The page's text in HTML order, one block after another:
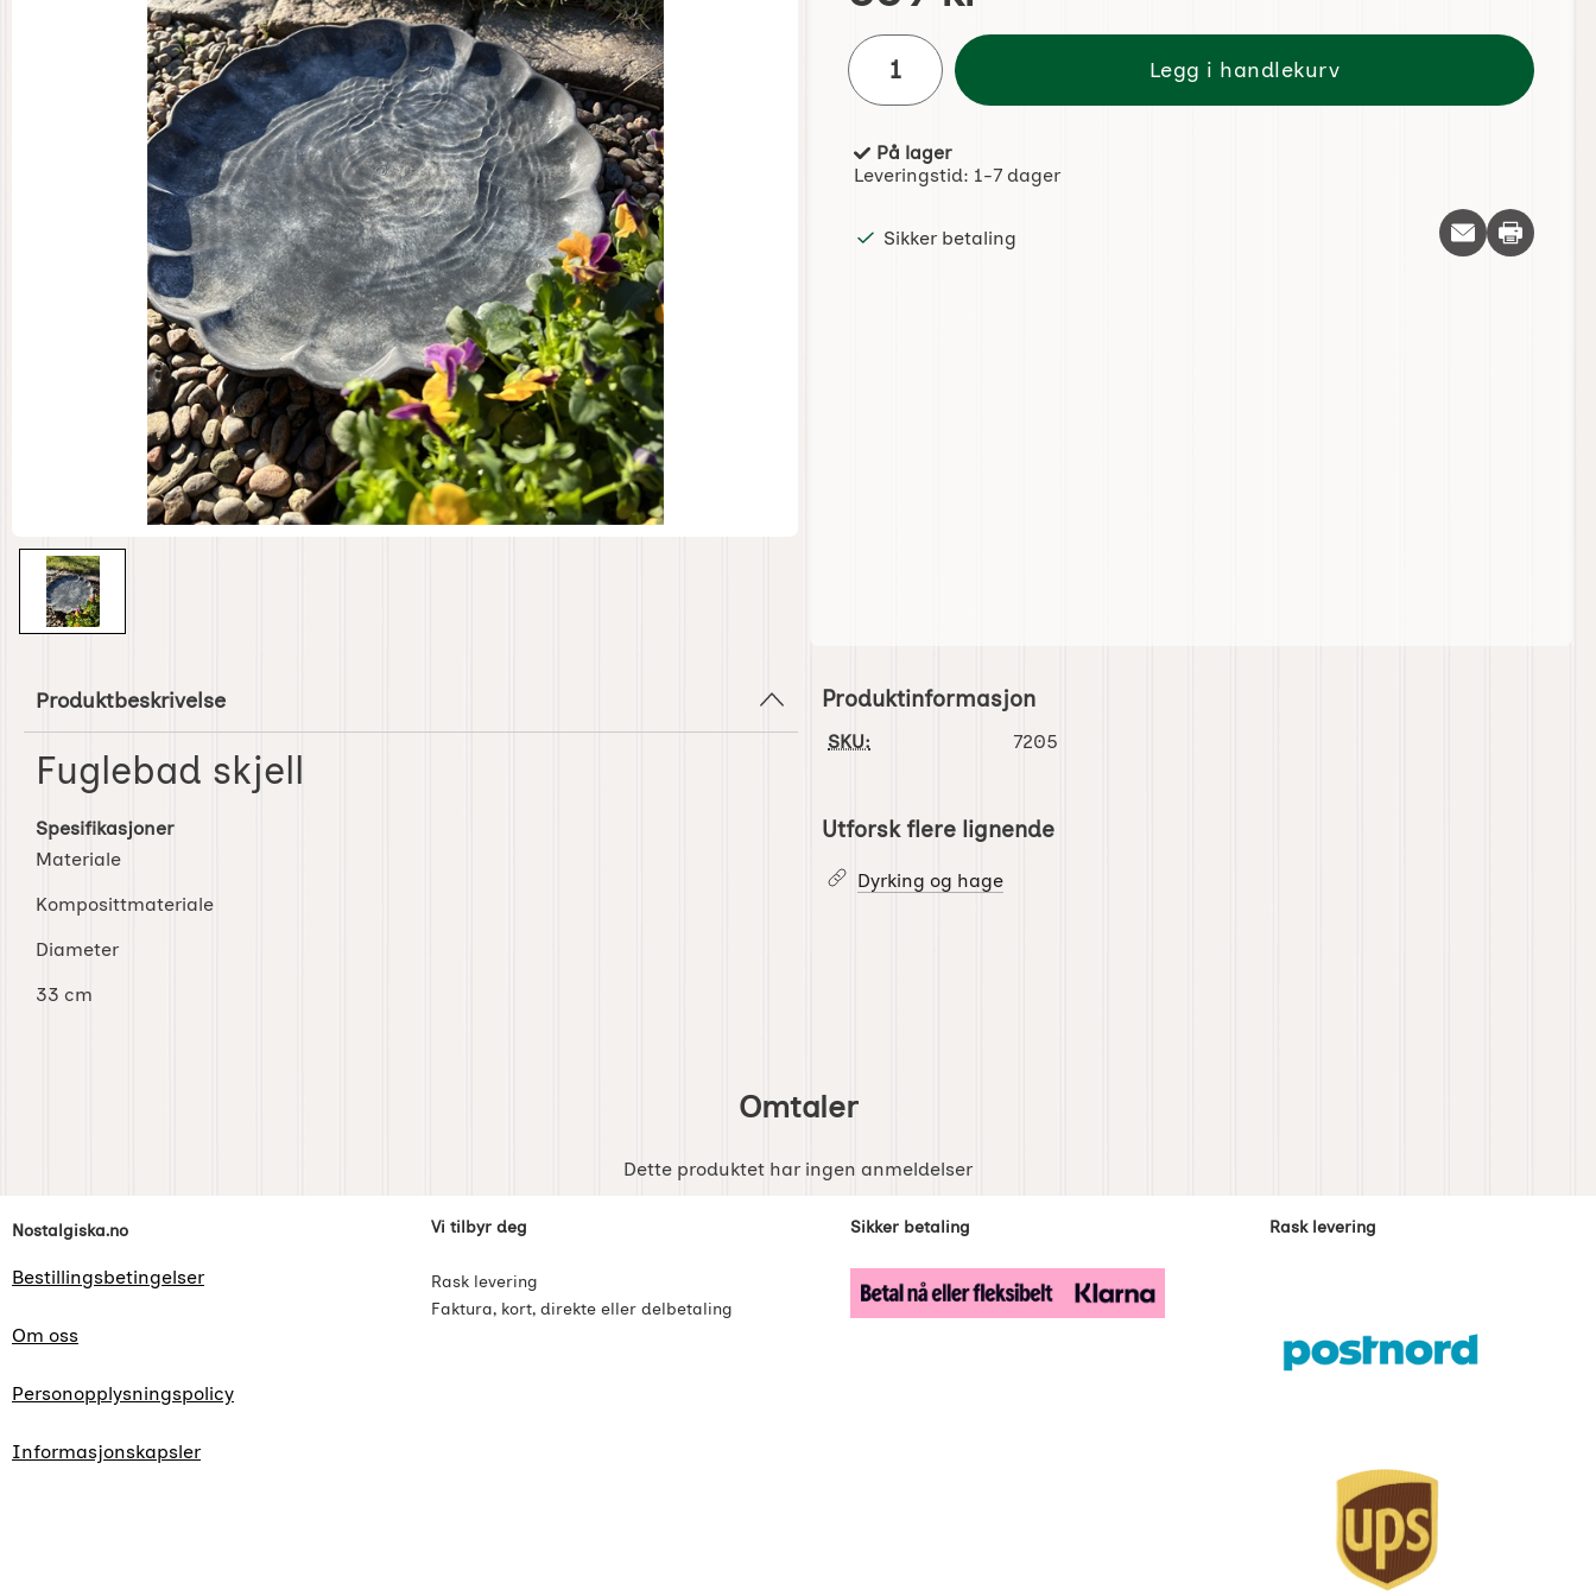
antall
Legg i handlekurv
Produkttilgjengelighet:
På lager
Leveringstid: 1-7 dager
Sikker betaling Skriv ut
Produktbeskrivelse
Fuglebad skjell
Spesifikasjoner
Materiale
Komposittmateriale
Diameter
33 cm
Produktinformasjon
SKU: 7205
Utforsk flere lignende
Dyrking og hage
Omtaler
Dette produktet har ingen anmeldelser
Footer-innhold Blandet informasjon og lenker
Nostalgiska.no
Bestillingsbetingelser
Om oss
Personopplysningspolicy
Informasjonskapsler
Vi tilbyr deg
Rask levering
Faktura, kort, direkte eller delbetaling
Sikker betaling Rask levering